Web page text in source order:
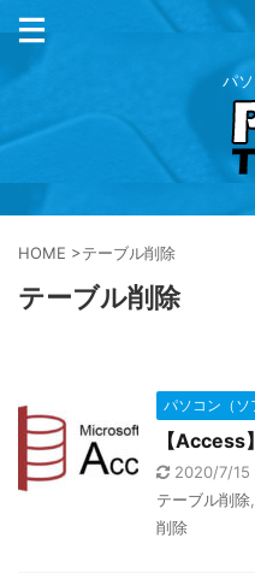
パ
HOME >テーブル削除
テーブル削除
パソコン（ソ
【
2020/7/15
テーブル削除
削除